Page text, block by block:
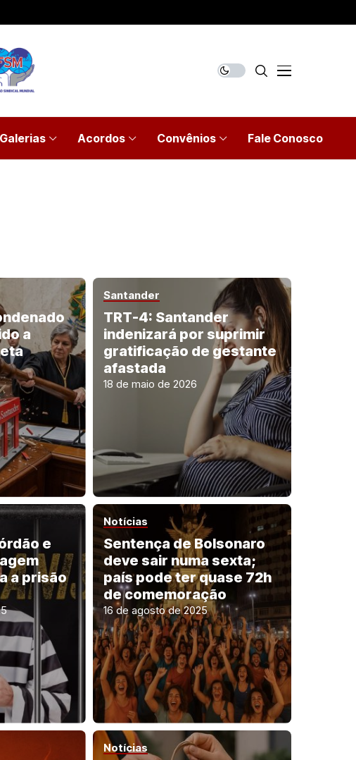
Galerias Acordos Convênios Fale Conosco
a
Santander
TRT-4: Santander
indenizará por suprimir
gratificação de gestante
afastada
18 de maio de 2026
e
a prisão
Notícias
Sentença de Bolsonaro
deve sair numa sexta;
país pode ter quase 72h
de comemoração
16 de agosto de 2025
Notícias